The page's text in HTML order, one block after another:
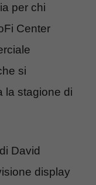
per chi
Center
si
la stagione di
David
display